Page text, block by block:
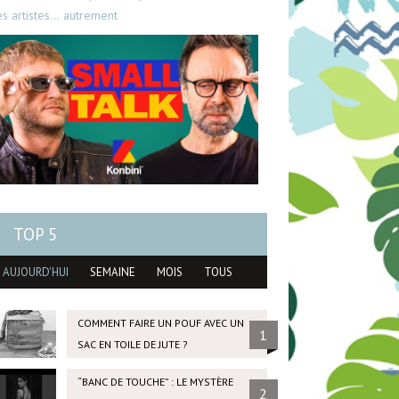
artistes… autrement
TOP 5
AUJOURD'HUI SEMAINE MOIS TOUS
COMMENT FAIRE UN POUF AVEC UN
SAC EN TOILE DE JUTE ?
1
“BANC DE TOUCHE” : LE MYSTÈRE
2